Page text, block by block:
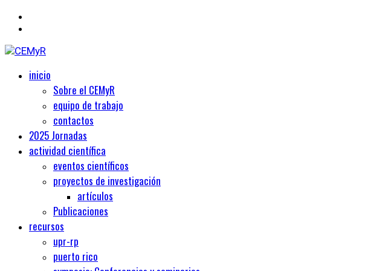
CEMyR
Centro de Estudios Medievales y Renacentistas
Primaryinicio
Sobre el CEMyR
equipo de trabajo
contactos
2025 Jornadas
actividad científica
eventos científicos
proyectos de investigación
artículos
Publicaciones
recursos
upr-rp
puerto rico